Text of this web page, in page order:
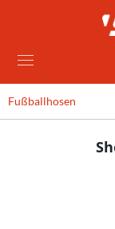
Fußballhosen